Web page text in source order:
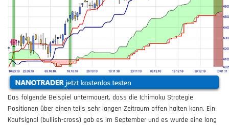
Das folgende Beispiel untermauert, dass die Ichimoku Strategie
Positionen über einen teils sehr langen Zeitraum offen halten kann. Ein
Kaufsignal (bullish-cross) gab es im September und es wurde eine long